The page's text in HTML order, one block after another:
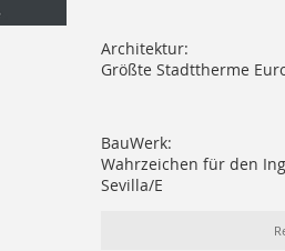
Architektur:
Größte Stadttherme
BauWerk:
Wahrzeichen für den
Sevilla/E